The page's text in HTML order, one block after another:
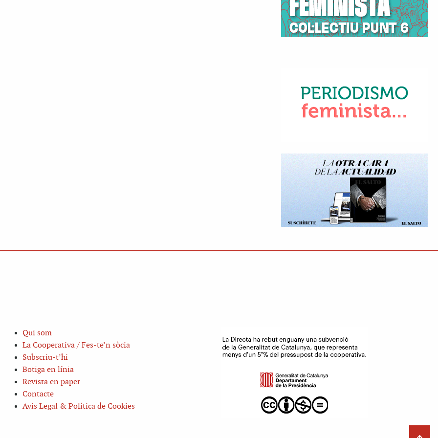
Qui som
La Cooperativa / Fes-te’n sòcia
Subscriu-t’hi
Botiga en línia
Revista en paper
Contacte
Avis Legal & Política de Cookies